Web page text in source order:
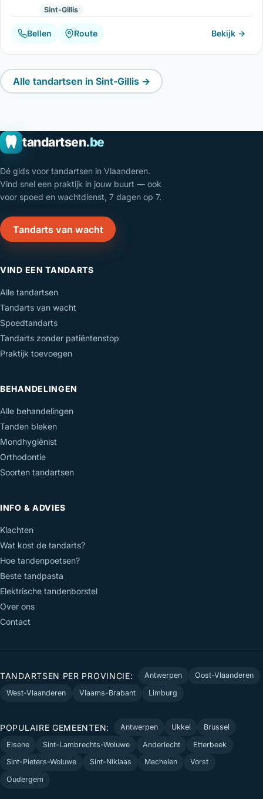
Sint-Gillis
Bellen Route Bekijk →
Alle tandartsen in Sint-Gillis →
tandartsen.be
Dé gids voor tandartsen in Vlaanderen.
Vind snel een praktijk in jouw buurt — ook
voor spoed en wachtdienst, 7 dagen op 7.
Tandarts van wacht
VIND EEN TANDARTS
Alle tandartsen
Tandarts van wacht
Spoedtandarts
Tandarts zonder patiëntenstop
Praktijk toevoegen
BEHANDELINGEN
Alle behandelingen
Tanden bleken
Mondhygiënist
Orthodontie
Soorten tandartsen
INFO & ADVIES
Klachten
Wat kost de tandarts?
Hoe tandenpoetsen?
Beste tandpasta
Elektrische tandenborstel
Over ons
Contact
TANDARTSEN PER PROVINCIE: Antwerpen
Oost-Vlaanderen
West-Vlaanderen
Vlaams-Brabant Limburg
POPULAIRE GEMEENTEN: Antwerpen Ukkel
Brussel
Elsene
Sint-Lambrechts-Woluwe Anderlecht
Etterbeek
Sint-Pieters-Woluwe
Sint-Niklaas Mechelen
Vorst
Oudergem